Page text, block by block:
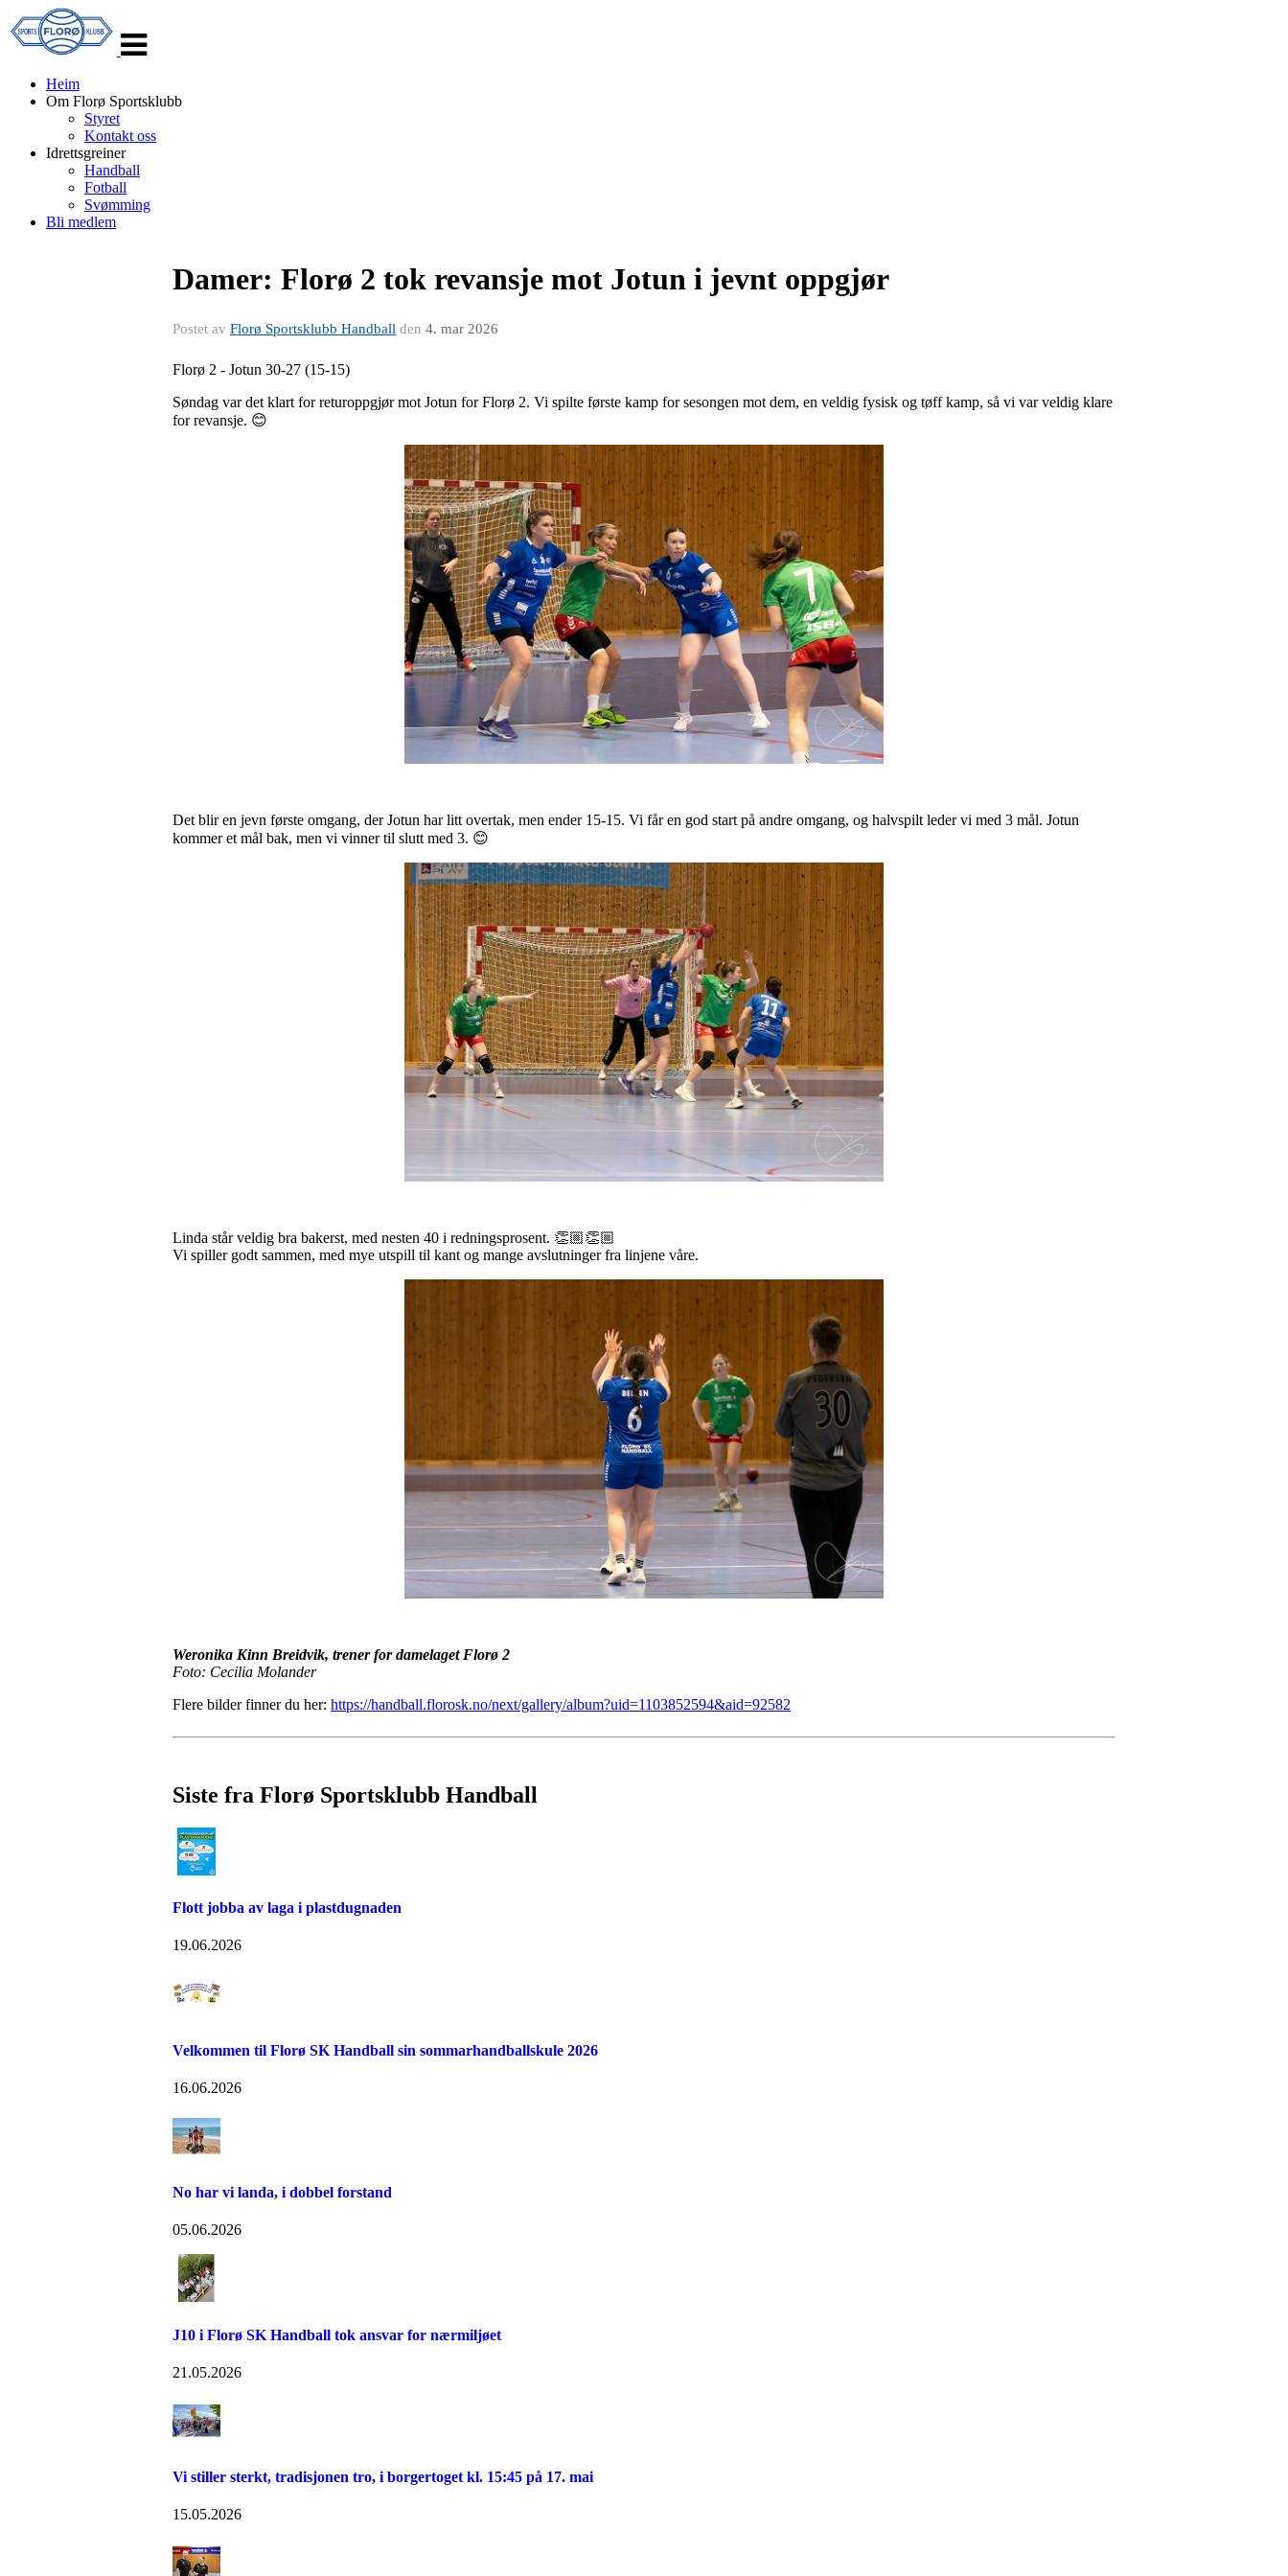
navigasjon
Heim
Om Florø Sportsklubb
Styret
Kontakt oss
Idrettsgreiner
Handball
Fotball
Svømming
Bli medlem
Damer: Florø 2 tok revansje mot Jotun i jevnt oppgjør
Postet av Florø Sportsklubb Handball den 4. mar 2026
Florø 2 - Jotun 30-27 (15-15)
Søndag var det klart for returoppgjør mot Jotun for Florø 2. Vi spilte første kamp for sesongen mot dem, en veldig fysisk og tøff kamp, så vi var veldig klare
for revansje. 😊
Det blir en jevn første omgang, der Jotun har litt overtak, men ender 15-15. Vi får en god start på andre omgang, og halvspilt leder vi med 3 mål. Jotun
kommer et mål bak, men vi vinner til slutt med 3. 😊
Linda står veldig bra bakerst, med nesten 40 i redningsprosent. 👏🏼👏🏼
Vi spiller godt sammen, med mye utspill til kant og mange avslutninger fra linjene våre.
Weronika Kinn Breidvik, trener for damelaget Florø 2
Foto: Cecilia Molander
Flere bilder finner du her: https://handball.florosk.no/next/gallery/album?uid=1103852594&aid=92582
Siste fra Florø Sportsklubb Handball
Flott jobba av laga i plastdugnaden
19.06.2026
Velkommen til Florø SK Handball sin sommarhandballskule 2026
16.06.2026
No har vi landa, i dobbel forstand
05.06.2026
J10 i Florø SK Handball tok ansvar for nærmiljøet
21.05.2026
Vi stiller sterkt, tradisjonen tro, i borgertoget kl. 15:45 på 17. mai
15.05.2026